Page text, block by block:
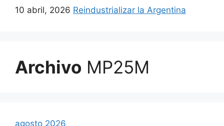
10 abril, 2026 Reindustrializar la Argentina
Archivo MP25M
agosto 2026